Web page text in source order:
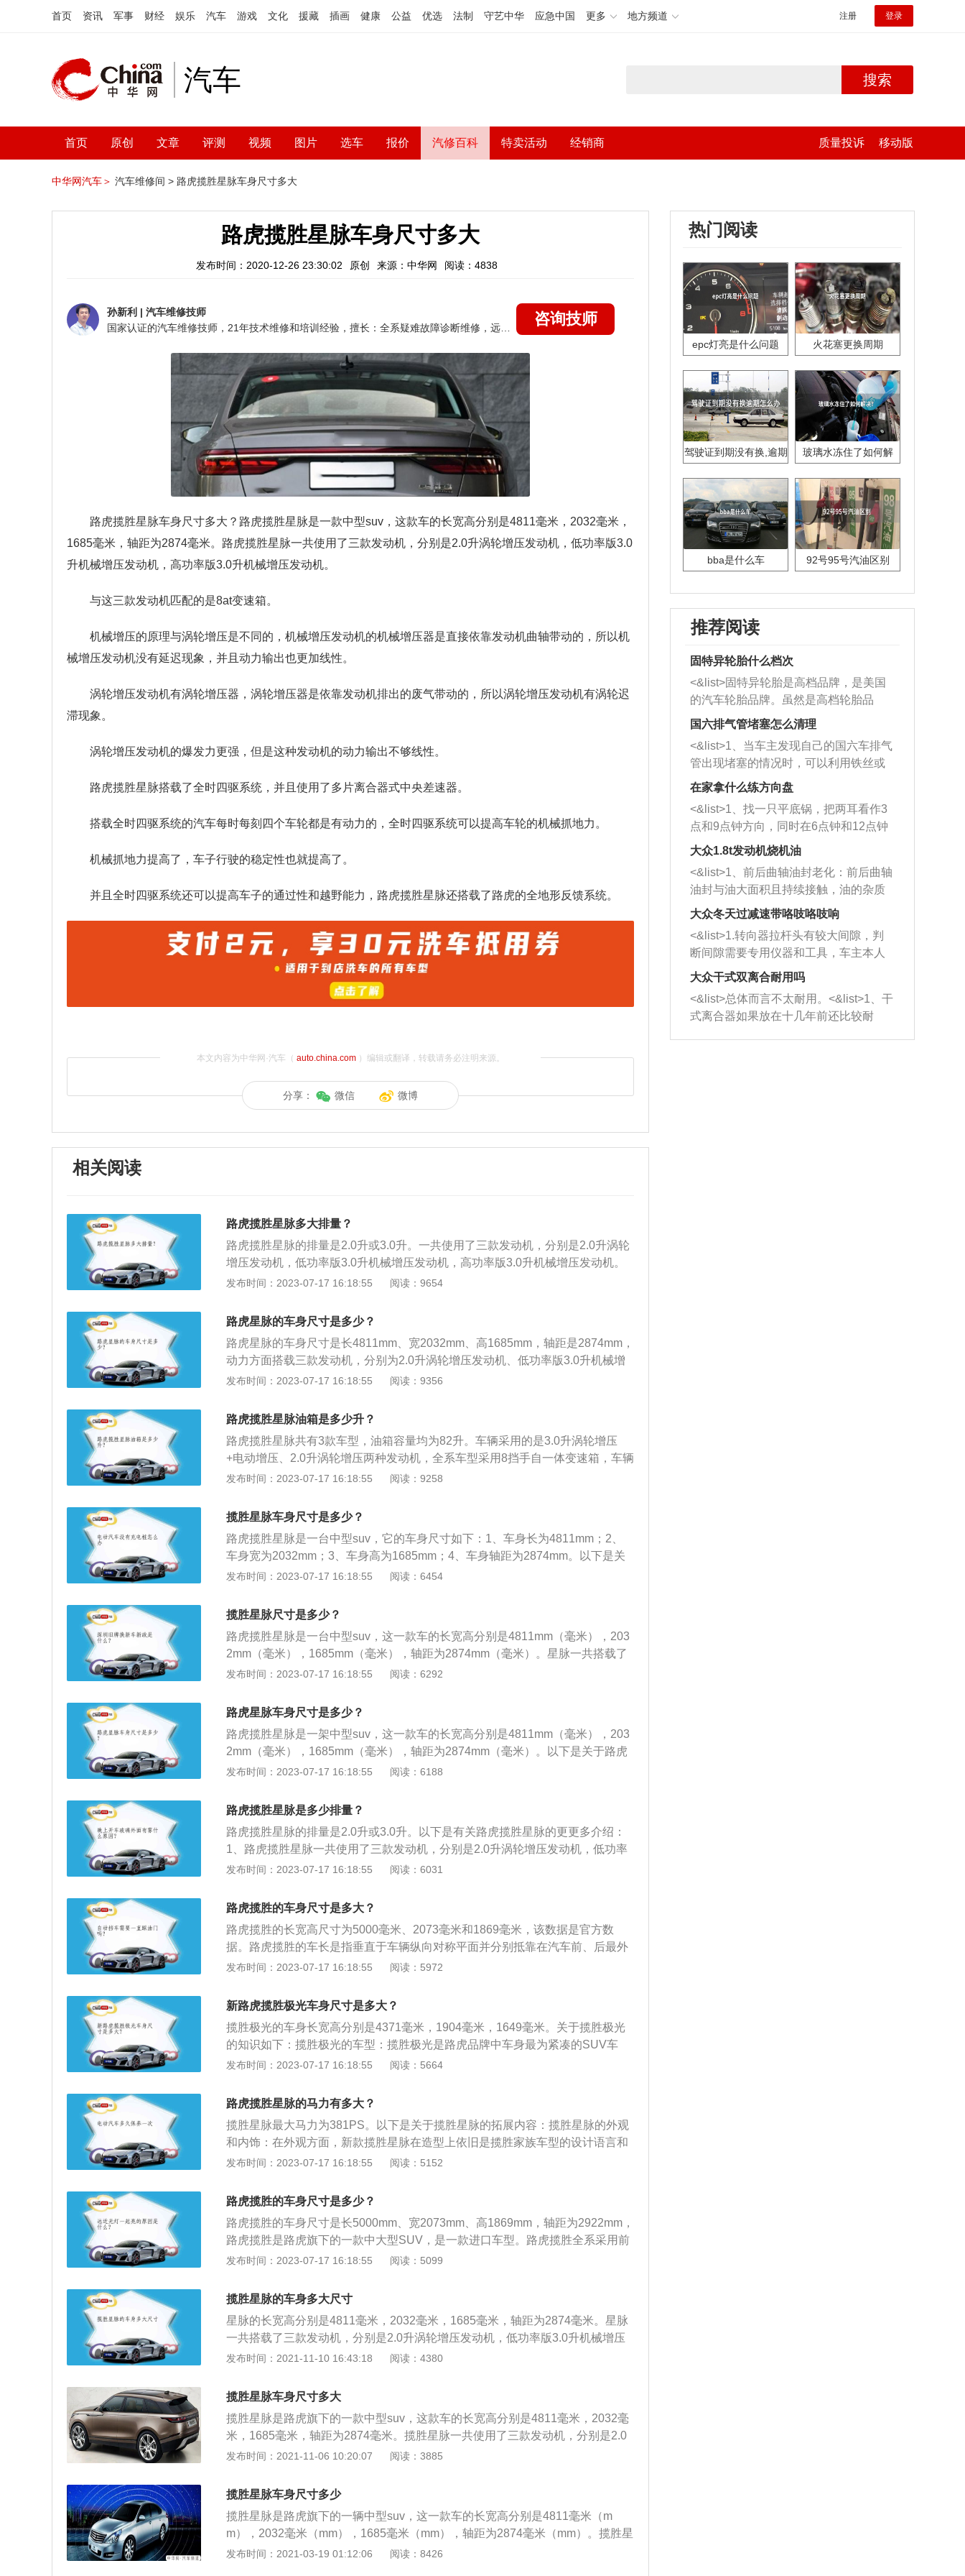
首页 资讯 军事 财经 娱乐 汽车 游戏 文化 援藏 插画 健康 公益 优选 法制 守艺中华 应急中国 更多 地方频道 注册 登录
汽车 搜索
首页 原创 文章 评测 视频 图片 选车 报价 汽修百科 特卖活动 经销商 质量投诉 移动版
中华网汽车＞ 汽车维修间 > 路虎揽胜星脉车身尺寸多大
路虎揽胜星脉车身尺寸多大
发布时间：2020-12-26 23:30:02 原创 来源：中华网 阅读：4838
孙新利 | 汽车维修技师
咨询技师
路虎揽胜星脉车身尺寸多大？ 路虎揽胜星脉是一款中型suv，这款车的长宽高分别是4811毫米，2032毫米，
1685毫米，轴距为2874毫米。路虎揽胜星脉一共使用了三款发动机，分别是2.0升涡轮增压发动机，低功率版3.0
升机械增压发动机，高功率版3.0升机械增压发动机。
与这三款发动机匹配的是8at变速箱。
机械增压的原理与涡轮增压是不同的，机械增压发动机的机械增压器是直接依靠发动机曲轴带动的，所以机
械增压发动机没有延迟现象，并且动力输出也更加线性。
涡轮增压发动机有涡轮增压器，涡轮增压器是依靠发动机排出的废气带动的，所以涡轮增压发动机有涡轮迟
滞现象。
涡轮增压发动机的爆发力更强，但是这种发动机的动力输出不够线性。
路虎揽胜星脉搭载了全时四驱系统，并且使用了多片离合器式中央差速器。
搭载全时四驱系统的汽车每时每刻四个车轮都是有动力的，全时四驱系统可以提高车轮的机械抓地力。
机械抓地力提高了，车子行驶的稳定性也就提高了。
并且全时四驱系统还可以提高车子的通过性和越野能力，路虎揽胜星脉还搭载了路虎的全地形反馈系统。
本文内容为中华网·汽车（ auto.china.com）编辑或翻译，转载请务必注明来源。
分享： 微信 微博
相关阅读
路虎揽胜星脉多大排量？
路虎揽胜星脉的排量是2.0升或3.0升。一共使用了三款发动机，分别是2.0升涡轮
增压发动机，低功率版3.0升机械增压发动机，高功率版3.0升机械增压发动机。
以下是相关介绍：定位：路虎揽胜星脉路虎旗下的一款中型suv。2.0升涡轮增压
矩，这款发动机能在5500转每分钟时输出最大功率，能在1300到4500转每分钟
时输出最大扭矩。与这款发动机匹配的是8at变速箱。低功率版3.0升机械增压发
动机：低功率版3.0升机械增压发动机有340马力和450牛米的最大扭矩。这款发
动机搭载了缸内直喷技术。与这款发动机匹配的是8at变速箱。高功率版3.0升机
械增压发动机：高功率版3.0升机械增压发动机有380马力和450牛米的最大扭
出最大扭矩。与这款发动机匹配的是8at变速箱。悬架：路虎揽胜星脉的前悬架使
用了双叉臂独立悬架，后悬架使用了多连杆独立悬架。这款车搭载了全时四驱系
统，并且使用了多片离合器式中央差速器。
发布时间：2023-07-17 16:18:55 阅读：9654
路虎星脉的车身尺寸是多少？
路虎星脉的车身尺寸是长4811mm、宽2032mm、高1685mm，轴距是2874mm，
动力方面搭载三款发动机，分别为2.0升涡轮增压发动机、低功率版3.0升机械增
压发动机、高功率版3.0升机械增压发动机。路虎星脉配备了全液晶仪表盘，同时
典的蚌壳式发动机罩、自动开闭式进气格栅、滑动式全景天窗以及悬浮式车顶。
发布时间：2023-07-17 16:18:55 阅读：9356
路虎揽胜星脉油箱是多少升？
路虎揽胜星脉共有3款车型，油箱容量均为82升。车辆采用的是3.0升涡轮增压
+电动增压、2.0升涡轮增压两种发动机，全系车型采用8挡手自一体变速箱，车辆
全系均为前置四驱的驱动方式。同级别车中，2021款飞行家油箱容积81升。车主
指针靠近E的时就表示快没油了，接近F的时候表示油量充足。油箱的保养方法如
下：放出油箱内的积水和垢物，检查油管接头与开关等处有没有渗漏油现象。对
装有空气阀和蒸气阀的油箱盖，还应检查其通气孔是否畅通。加油口的滤网应保
持完好，以免加油时杂质进入油箱里，堵塞油路。加油口盖的密封垫圏也应完
好，以免在行车时油箱内的油溢出。
发布时间：2023-07-17 16:18:55 阅读：9258
揽胜星脉车身尺寸是多少？
路虎揽胜星脉是一台中型suv，它的车身尺寸如下：1、车身长为4811mm；2、
车身宽为2032mm；3、车身高为1685mm；4、车身轴距为2874mm。以下是关
于揽胜星脉的其他介绍：1、路虎揽胜星脉一共使用的是三款发动机，分别是2.0
动机；2、与这三款发动机匹配的是8at变速器。
发布时间：2023-07-17 16:18:55 阅读：6454
揽胜星脉尺寸是多少？
路虎揽胜星脉是一台中型suv，这一款车的长宽高分别是4811mm（毫米），203
2mm（毫米），1685mm（毫米），轴距为2874mm（毫米）。星脉一共搭载了
三款发动机，分别是2.0升涡轮增压发动机，低功率版3.0升机械增压发动机，高
大功率为184kw，最大扭矩为365牛米，最大功率转速为5500转每分钟，最大扭
矩转速为1300到4500转每分钟。这款发动机搭载了缸内直喷技术，并且使用了铝
合金缸盖缸体。与这款发动机匹配的是8速手自一体变速箱。2、低功率版3.0升机
械增压发动机最大功率为250kw，最大扭矩为450牛米。这款发动机搭载了缸内
直喷技术，并且使用了铝合金缸盖缸体。与这款发动机匹配的是8速手自一体变
米，最大功率转速为6500转每分钟，最大扭矩转速为3500转每分钟。这款发动机
搭载了缸内直喷技术，并且使用了铝合金缸盖缸体。与这款发动机匹配的是8速
手自一体变速箱。
发布时间：2023-07-17 16:18:55 阅读：6292
路虎星脉车身尺寸是多少？
路虎揽胜星脉是一架中型suv，这一款车的长宽高分别是4811mm（毫米），203
2mm（毫米），1685mm（毫米），轴距为2874mm（毫米）。以下是关于路虎
星脉配置的具体介绍1、路虎揽胜星脉共使用三款发动机，分别为2.0升涡轮增压
款发动机匹配8at变速器；3、路虎揽胜星脉配备了全时四驱系统，且使用多片离
合器式中央差速器。
发布时间：2023-07-17 16:18:55 阅读：6188
路虎揽胜星脉是多少排量？
路虎揽胜星脉的排量是2.0升或3.0升。以下是有关路虎揽胜星脉的更更多介绍：
1、路虎揽胜星脉一共使用了三款发动机，分别是2.0升涡轮增压发动机，低功率
版3.0升机械增压发动机，高功率版3.0升机械增压发动机。2、路虎揽胜星脉是路
具有一定的越野性能。3、外观设计上，路虎揽胜星脉稳重大气，前脸设计运用
了家族式设计语言，大嘴式U型进气格栅搭配蜂窝状中网，在前大灯设计上采用
分体式灯体和LED光源。
发布时间：2023-07-17 16:18:55 阅读：6031
路虎揽胜的车身尺寸是多大？
路虎揽胜的长宽高尺寸为5000毫米、2073毫米和1869毫米，该数据是官方数
据。路虎揽胜的车长是指垂直于车辆纵向对称平面并分别抵靠在汽车前、后最外
端突出部位的两垂直间的距离；车宽是指平行于车辆纵向对称平面并分别抵靠车
承平面之间的距离。路虎揽胜搭配3.0TV6发动机，3.0TV6发动机的进气方式为机
械增压，六个气缸呈“V”字形排列，每个气缸四个气门。3.0TV6发动机的配气机
构为DOHC，最大功率转速为6500rpm。国家关于汽车的尺寸有相关规定，根据
发行的国家标准《GB1589-89》中提到，车辆的总宽不包括后视镜，汽车宽度的
限制是为相邻车道间超车提供充分的侧向净空间。也就是说，在国家标准中，汽
致超车过程中发生意外事故或者发生道路的标线比汽车的宽度要窄的情况，另
外，国家规定车辆的总宽不能超过2.5m，以符合相关公共道路的使用需求。
发布时间：2023-07-17 16:18:55 阅读：5972
新路虎揽胜极光车身尺寸是多大？
揽胜极光的车身长宽高分别是4371毫米，1904毫米，1649毫米。关于揽胜极光
的知识如下：揽胜极光的车型：揽胜极光是路虎品牌中车身最为紧凑的SUV车
型。揽胜极光的配置：搭载了2.0升涡轮增压发动机，9速手自一体变速箱，适时
架。揽胜极光的优势：路虎极光属于城市suv，不过这款车的越野能力也是很不
错的。路虎旗下有些车型搭载了路虎的全地形管理系统，这个系统可以提高汽车
的脱困能力和越野性能。
发布时间：2023-07-17 16:18:55 阅读：5664
路虎揽胜星脉的马力有多大？
揽胜星脉最大马力为381PS。以下是关于揽胜星脉的拓展内容：揽胜星脉的外观
和内饰：在外观方面，新款揽胜星脉在造型上依旧是揽胜家族车型的设计语言和
极简设计的理念，矩阵式的激光LED大灯、黑色的网状进气格栅以及隐藏式的门
真皮方向盘、两块10英寸的上下两块触控屏以及旋钮式换挡机构等都得到保留。
揽胜星脉的配置：搭载ATRS路虎全地形科技，其全地形反馈适应系统，可通过
调节发动机、变速箱、四驱系统、悬挂系统以及车身稳定控制系统的响应，实现
车辆牵引力与稳定性的最优调配。
发布时间：2023-07-17 16:18:55 阅读：5152
路虎揽胜的车身尺寸是多少？
路虎揽胜的车身尺寸是长5000mm、宽2073mm、高1869mm，轴距为2922mm，
路虎揽胜是路虎旗下的一款中大型SUV，是一款进口车型。路虎揽胜全系采用前
置四驱的驱动方式，四驱形式为全时四驱。路虎揽胜一共搭载三款发动机，分别
发动机。路虎揽胜的前悬架为双叉臂式独立悬架，后悬架为多连杆式独立悬架。
发布时间：2023-07-17 16:18:55 阅读：5099
揽胜星脉的车身多大尺寸
星脉的长宽高分别是4811毫米，2032毫米，1685毫米，轴距为2874毫米。星脉
一共搭载了三款发动机，分别是2.0升涡轮增压发动机，低功率版3.0升机械增压
发动机，高功率版3.0升机械增压发动机。2.0升涡轮增压发动机最大功率为184k
到4500转每分钟。这款发动机搭载了缸内直喷技术，并且使用了铝合金缸盖缸
体。与这款发动机匹配的是8速手自一体变速箱。低功率版3.0升机械增压发动机
最大功率为250kw，最大扭矩为450牛米。这款发动机搭载了缸内直喷技术，并
且使用了铝合金缸盖缸体。与这款发动机匹配的是8速手自一体变速箱。高功率
版3.0升机械增压发动机最大功率为280kw，最大扭矩为450牛米，最大功率转速
术，并且使用了铝合金缸盖缸体。与这款发动机匹配的是8速手自一体变速箱。
星脉这款车的前悬架使用了双叉臂独立悬架，后悬架使用了多连杆独立悬架。星
脉的外观设计是非常好看的。
发布时间：2021-11-10 16:43:18 阅读：4380
揽胜星脉车身尺寸多大
揽胜星脉是路虎旗下的一款中型suv，这款车的长宽高分别是4811毫米，2032毫
米，1685毫米，轴距为2874毫米。揽胜星脉一共使用了三款发动机，分别是2.0
升涡轮增压发动机，低功率版3.0升机械增压发动机，高功率版3.0升机械增压发
钟，最大扭矩为365牛米，最大扭矩转速为1300到4500转每分钟。低功率版3.0
升机械增压发动机最大功率为250kw，最大扭矩为450牛米，这款发动机搭载了
缸内直喷技术，并且使用了铝合金缸盖缸体。高功率版3.0升机械增压发动机最大
功率为280kw，最大功率转速为6500转每分钟，最大扭矩为450牛米，最大扭矩
转速为3500转每分钟。这款发动机搭载了缸内直喷技术，并且使用了铝合金缸盖
发布时间：2021-11-06 10:20:07 阅读：3885
揽胜星脉车身尺寸多少
揽胜星脉是路虎旗下的一辆中型suv，这一款车的长宽高分别是4811毫米（m
m），2032毫米（mm），1685毫米（mm），轴距为2874毫米（mm）。揽胜星
脉一共使用的是三款发动机，分别是2.0升涡轮增压发动机，低功率版3.0升机械
发布时间：2021-03-19 01:12:06 阅读：8426
热门阅读
epc灯亮是什么问题 火花塞更换周期
驾驶证到期没有换,逾期
玻璃水冻住了如何解
bba是什么车 92号95号汽油区别
推荐阅读
固特异轮胎什么档次
<&list>固特异轮胎是高档品牌，是美国
的汽车轮胎品牌。虽然是高档轮胎品
牌，但是中高低端的轮胎都有生产，这
也是为了更好的开拓市场。
国六排气管堵塞怎么清理
<&list>1、当车主发现自己的国六车排气
管出现堵塞的情况时，可以利用铁丝或
者是细棍，直接将杂物给取出来，如果
堵塞情况比较严重，也可以采取应急措
施。 <&list>2、直接利用木棍将所有的
杂物推到排气管里面的位置处，然后将
三元催化器拆解开，就可以将堵塞的东
西取出来。但如果是因为积碳过多引起
的堵塞，就需要将三元催化器泡在草酸
洗剂对堵塞的情况得到解决，将清洗剂
放在燃油箱中，与燃油混合后，车辆启
动时，就可以和汽油一起进入到燃烧
室，最后形成废气排出，就可以让三元
催化器得到清洗，排气管堵塞的情况就
能够得到解决。
在家拿什么练方向盘
<&list>1、找一只平底锅，把两耳看作3
点和9点钟方向，同时在6点钟和12点钟
方向做一个标记。 <&list>2、双手握住
一圈半的练习，往右同样也要打相同的
圈数。 <&list>3、最后强调要反复练
习，这样就可以形成肌肉记忆，在真实
驾驶车辆时，不需要记忆也能打好方
向。
大众1.8t发动机烧机油
<&list>1、前后曲轴油封老化：前后曲轴
油封与油大面积且持续接触，油的杂质
和发动机内持续温度变化使其密封效果
逐渐减弱，导致渗油或漏油。<&list>2、
活塞间隙过大：积碳会使活塞环与缸体
的间隙扩大，导致机油流入燃烧室中，
造成烧机油。<&list>3、机油粘度。使用
机油粘度过小的话，同样会有烧机油现
象，机油粘度过小具有很好的流动性，
大众冬天过减速带咯吱咯吱响
<&list>1.转向器拉杆头有较大间隙，判
断间隙需要专用仪器和工具，车主本人
无法制作，需要将车辆送到修理厂或4s
店；<&list>2.车辆半轴套管防尘罩破
裂，破裂后会出现漏油现象，使半轴磨
损严重，磨损的半轴容易损坏，产生异
响；<&list>3.稳定器的转向胶套和球头
大众干式双离合耐用吗
<&list>总体而言不太耐用。<&list>1、干
式离合器如果放在十几年前还比较耐